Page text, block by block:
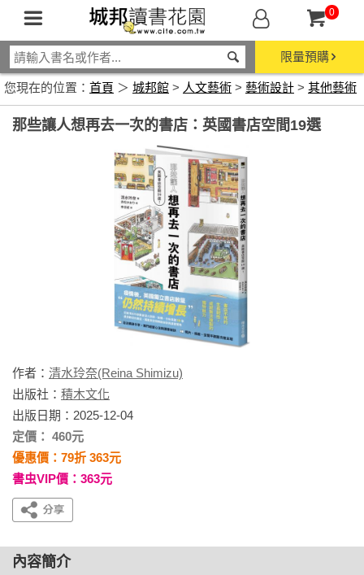
0
限量預購
您現在的位置： 首頁 ＞ 城邦館 > 人文藝術 > 藝術設計 > 其他藝術
那些讓人想再去一次的書店：英國書店空間19選
作者： 清水玲奈(Reina Shimizu)
出版社： 積木文化
出版日期：2025-12-04
定價： 460元
優惠價：79折 363元
書虫VIP價：363元
內容簡介